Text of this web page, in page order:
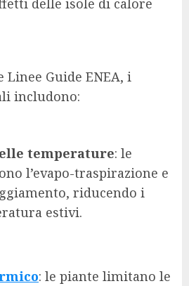
delle isole di calore
Linee Guide ENEA, i
includono:
temperature: le
l’evapo-traspirazione e
riducendo i
estivi.
: le piante limitano le